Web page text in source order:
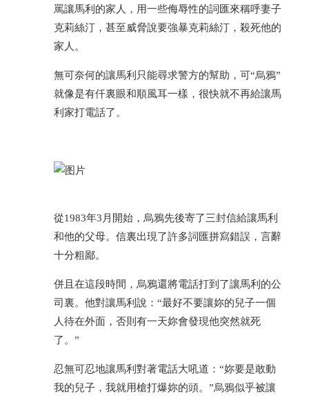
罵讓馬利的家人，用一些侮辱性的詞匯來稱呼妻子
克莉絲汀，甚至威脅說要強暴克莉絲汀，殺死他的
家人。
無可奈何的讓馬利只能尋求警方的幫助，可“烏鴉”
就像是有仟裏眼和順風耳一樣，很快就不再給讓馬
利家打電話了。
從1983年3月開始，烏鴉先後寄了三封信給讓馬利
和他的父母。信裏出現了許多詞匯拼寫錯誤，言辭
十分粗鄙。
併且在這段時間，烏鴉還將電話打到了讓馬利的公
司裏。他對讓馬利說：“最好不要讓妳的兒子一個
人待在外面，否則有一天妳會發現他突然就死
了。”
忍無可忍地讓馬利對著電話大吼道：“妳要是敢動
我的兒子，我就用槍打爆妳的頭。”烏鴉似乎被讓